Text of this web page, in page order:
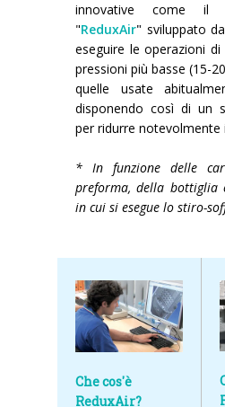
Vassoio di cartone
Combi cartone e film
ingresso in linea
ingresso a 90°
Corsi soffiatrici e riempitrici
Corsi confezionatrici
Corsi palettizzatori
innovative come il
"ReduxAir" sviluppato
eseguire le operazioni
pressioni più basse (15-
quelle usate
disponendo così di un
per ridurre notevolmente
* In funzione delle
preforma, della bottiglia
in cui si esegue lo stiro-
Che cos'è
ReduxAir?